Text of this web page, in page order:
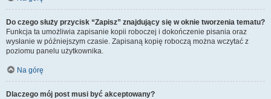
Do czego służy przycisk “Zapisz” znajdujący się w oknie tworzenia tematu?
Funkcja ta umożliwia zapisanie kopii roboczej i dokończenie pisania oraz
wysłanie w późniejszym czasie. Zapisaną kopię roboczą można wczytać z
poziomu panelu użytkownika.
Na górę
Dlaczego mój post musi być akceptowany?